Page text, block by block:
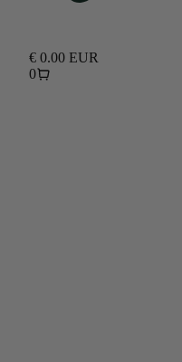
€ 0.00 EUR
0